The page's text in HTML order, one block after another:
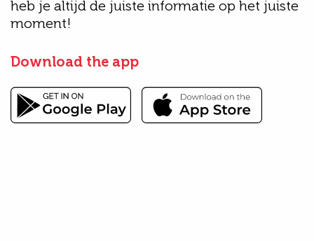
heb je altijd de juiste informatie op het juiste
moment!
Download the app